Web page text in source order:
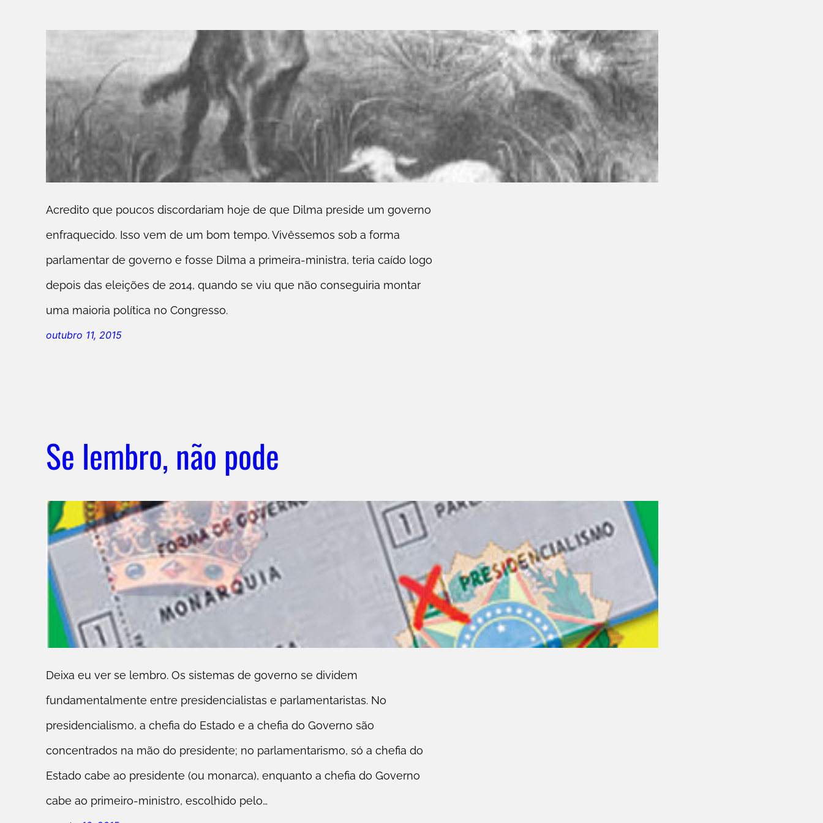
Acredito que poucos discordariam hoje de que Dilma preside um governo
enfraquecido. Isso vem de um bom tempo. Vivêssemos sob a forma
parlamentar de governo e fosse Dilma a primeira-ministra, teria caído logo
depois das eleições de 2014, quando se viu que não conseguiria montar
uma maioria política no Congresso.
outubro 11, 2015
Se lembro, não pode
Deixa eu ver se lembro. Os sistemas de governo se dividem
fundamentalmente entre presidencialistas e parlamentaristas. No
presidencialismo, a chefia do Estado e a chefia do Governo são
concentrados na mão do presidente; no parlamentarismo, só a chefia do
Estado cabe ao presidente (ou monarca), enquanto a chefia do Governo
cabe ao primeiro-ministro, escolhido pelo…